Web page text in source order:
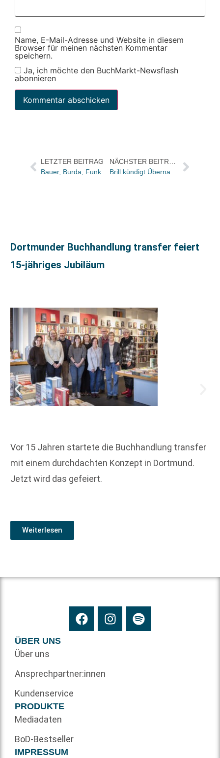
Name, E-Mail-Adresse und Website in diesem
Browser für meinen nächsten Kommentar
speichern.
Ja, ich möchte den BuchMarkt-Newsflash
abonnieren
LETZTER BEITRAG
Bauer, Burda, Funke-Gruppe, Klambt, Spiegel-Verlag und Axel Springer canceln Teilnahme an Presse-Grosso Jahreskongress
Dortmunder Buchhandlung transfer feiert
15-jähriges Jubiläum
Vor 15 Jahren startete die Buchhandlung transfer
mit einem durchdachten Konzept in Dortmund.
Jetzt wird das gefeiert.
Weiterlesen
ÜBER UNS
Über uns
Ansprechpartner:innen
Kundenservice
PRODUKTE
Mediadaten
BoD-Bestseller
IMPRESSUM